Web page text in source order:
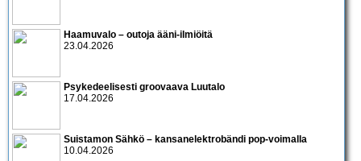
Haamuvalo – outoja ääni-ilmiöitä
23.04.2026
Psykedeelisesti groovaava Luutalo
17.04.2026
Suistamon Sähkö – kansanelektrobändi pop-voimalla
10.04.2026